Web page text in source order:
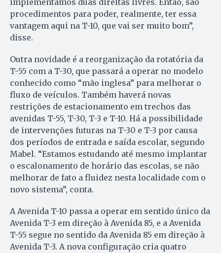
implementamos duas direitas livres. Então, são
procedimentos para poder, realmente, ter essa
vantagem aqui na T-10, que vai ser muito bom”,
disse.
Outra novidade é a reorganização da rotatória da
T-55 com a T-30, que passará a operar no modelo
conhecido como “mão inglesa” para melhorar o
fluxo de veículos. Também haverá novas
restrições de estacionamento em trechos das
avenidas T-55, T-30, T-3 e T-10. Há a possibilidade
de intervenções futuras na T-30 e T-3 por causa
dos períodos de entrada e saída escolar, segundo
Mabel. “Estamos estudando até mesmo implantar
o escalonamento de horário das escolas, se não
melhorar de fato a fluidez nesta localidade com o
novo sistema”, conta.
A Avenida T-10 passa a operar em sentido único da
Avenida T-3 em direção à Avenida 85, e a Avenida
T-55 segue no sentido da Avenida 85 em direção à
Avenida T-3. A nova configuração cria quatro